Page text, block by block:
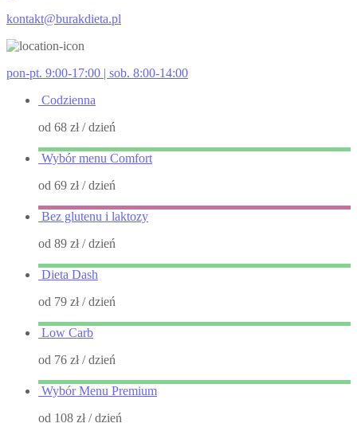
kontakt@burakdieta.pl
pon-pt. 9:00-17:00 | sob. 8:00-14:00
Codzienna
od 68 zł/ dzień
Wybór menu Comfort
od 69 zł/ dzień
Bez glutenu i laktozy
od 89 zł/ dzień
Dieta Dash
od 79 zł/ dzień
Low Carb
od 76 zł/ dzień
Wybór Menu Premium
od 108 zł/ dzień